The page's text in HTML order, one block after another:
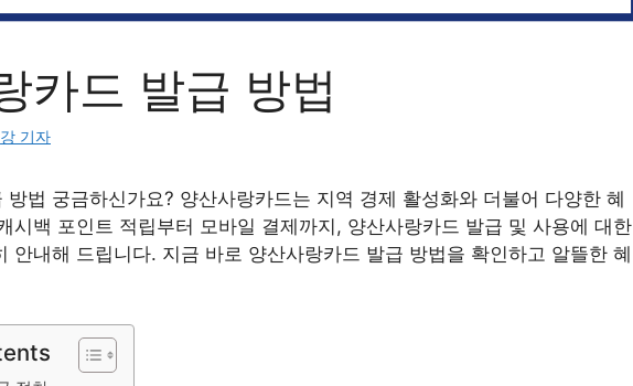
카드 발급 방법
강 기자
방법 궁금하신가요? 양산사랑카드는 지역 경제 활성화와 더불어 다양한 혜
시백 포인트 적립부터 모바일 결제까지, 양산사랑카드 발급 및 사용에 대한
안내해 드립니다. 지금 바로 양산사랑카드 발급 방법을 확인하고 알뜰한 혜